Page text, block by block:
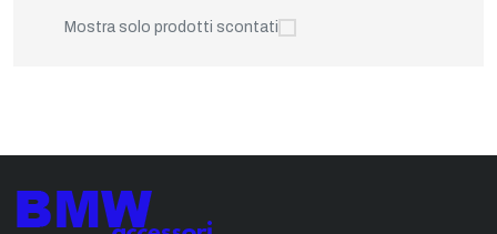
Mostra solo prodotti scontati